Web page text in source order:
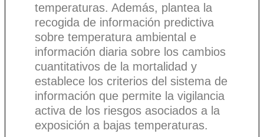
temperaturas. Además, plantea la
recogida de información predictiva
sobre temperatura ambiental e
información diaria sobre los cambios
cuantitativos de la mortalidad y
establece los criterios del sistema de
información que permite la vigilancia
activa de los riesgos asociados a la
exposición a bajas temperaturas.